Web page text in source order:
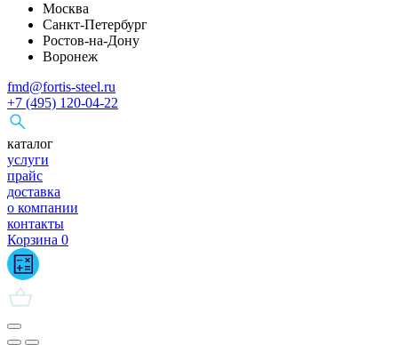
Москва
Санкт-Петербург
Ростов-на-Дону
Воронеж
fmd@fortis-steel.ru
+7 (495) 120-04-22
каталог
услуги
прайс
доставка
о компании
контакты
Корзина 0